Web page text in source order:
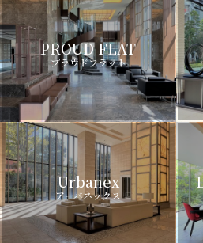
PROUD FLAT
プラウドフラット
Urbanex
アーバネックス